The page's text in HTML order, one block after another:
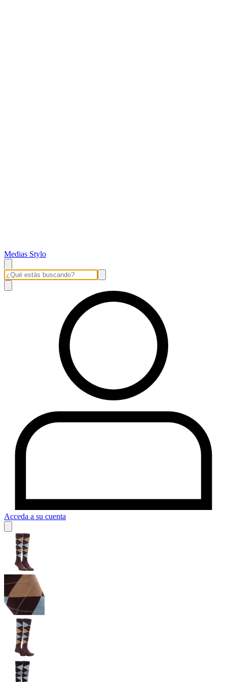
Medias Stylo
Acceda a su cuenta